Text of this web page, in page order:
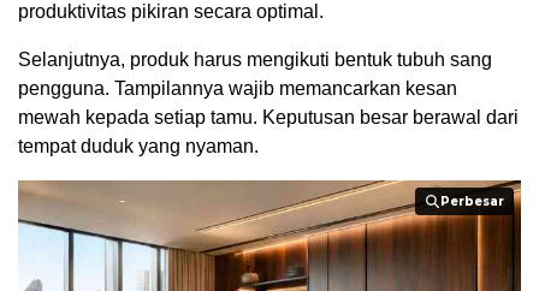
produktivitas pikiran secara optimal.
Selanjutnya, produk harus mengikuti bentuk tubuh sang
pengguna. Tampilannya wajib memancarkan kesan
mewah kepada setiap tamu. Keputusan besar berawal dari
tempat duduk yang nyaman.
Perbesar
Perbesar